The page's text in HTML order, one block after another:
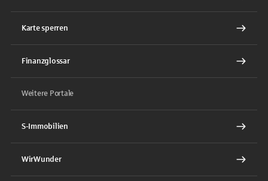
Karte sperren
Finanzglossar
Weitere Portale
S-Immobilien
WirWunder